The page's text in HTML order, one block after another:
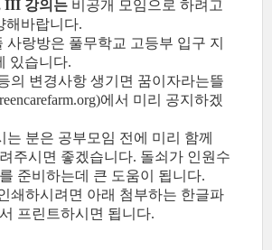
III 강의는 비공개 모임으로 하려고
해바랍니다.
사랑방은 풀무학교 고등부 입구 지
있습니다.
의 변경사항 생기면 꿈이자라는뜰
에서 미리 공지하겠
는 분은 공부모임 전에 미리 함께
주시면 좋겠습니다. 돌쇠가 인원수
준비하는데 큰 도움이 됩니다.
쇄하시려면 아래 첨부하는 한글파
프린트하시면 됩니다.